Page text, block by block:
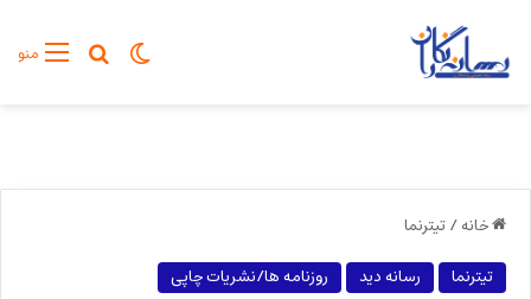
منوجستجو
تغییر پوسته
خانه/تیترنما
تیترنما
رسانه دید روزنامه ها/نشریات چاپی